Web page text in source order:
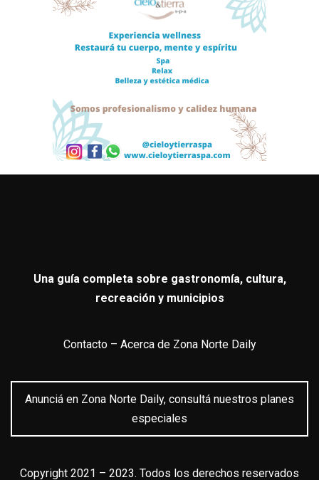
Una guía completa sobre gastronomía, cultura,
recreación y municipios
Contacto– Acerca de Zona Norte Daily
Anunciá en Zona Norte Daily, consultá nuestros planes
especiales
Copyright 2021 – 2023. Todos los derechos reservados